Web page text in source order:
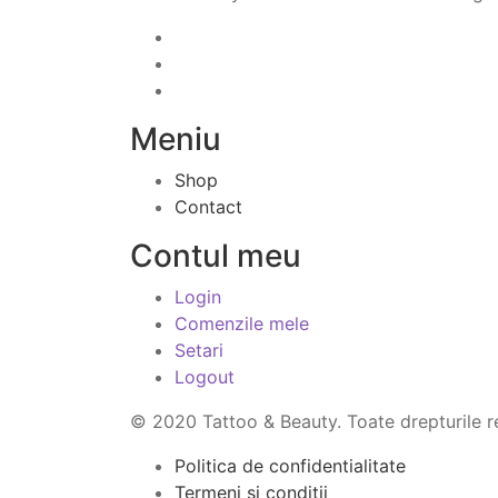
Meniu
Shop
Contact
Contul meu
Login
Comenzile mele
Setari
Logout
© 2020 Tattoo & Beauty. Toate drepturile
Politica de confidentialitate
Termeni si conditii